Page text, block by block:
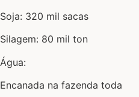
Soja: 320 mil sacas
Silagem: 80 mil ton
Água:
Encanada na fazenda toda